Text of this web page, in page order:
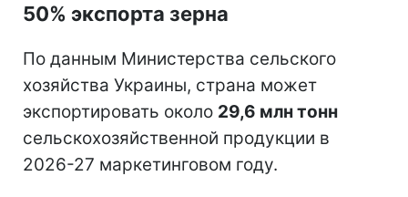
50% экспорта зерна
По данным Министерства сельского
хозяйства Украины, страна может
экспортировать около 29,6 млн тонн
сельскохозяйственной продукции в
2026-27 маркетинговом году.